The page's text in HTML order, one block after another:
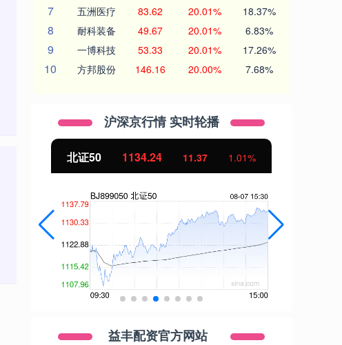
7 五洲医疗 83.62 20.01% 18.37%
8 耐科装备 49.67 20.01% 6.83%
9 一博科技 53.33 20.01% 17.26%
10 方邦股份 146.16 20.00% 7.68%
沪深京行情 实时轮播
北证50 1134.24 11.37 1.01%
益丰配资官方网站